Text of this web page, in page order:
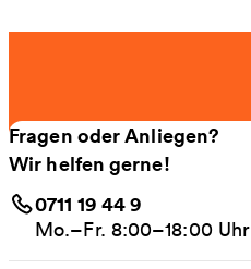
Fragen oder Anliegen?
Wir helfen gerne!
0711 19 44 9
Mo.–Fr. 8:00–18:00 Uhr